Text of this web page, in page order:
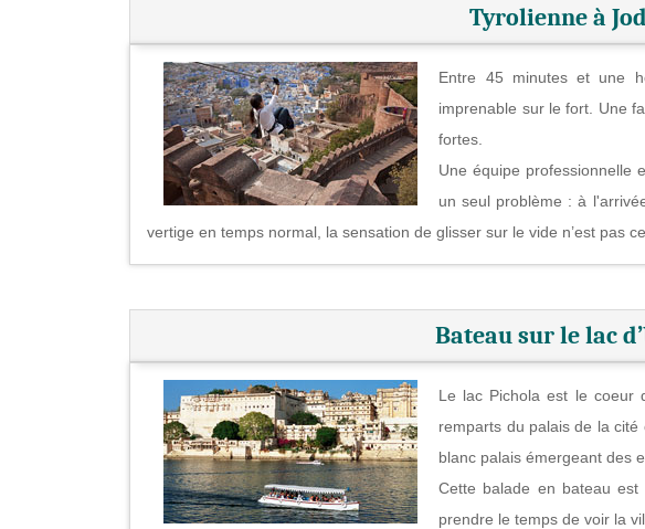
Tyrolienne à
Entre 45 minutes et une
imprenable sur le fort. Une
fortes.
Une équipe professionnelle
un seul problème : à
vertige en temps normal, la sensation de glisser sur le vide n’est pas
Bateau sur le lac
Le lac Pichola est le coeur
remparts du palais de la
blanc palais émergeant des
Cette balade en bateau
prendre le temps de voir la